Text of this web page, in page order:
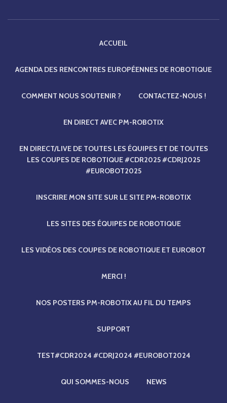
ACCUEIL
AGENDA DES RENCONTRES EUROPÉENNES DE ROBOTIQUE
COMMENT NOUS SOUTENIR ? CONTACTEZ-NOUS !
EN DIRECT AVEC PM-ROBOTIX
EN DIRECT/LIVE DE TOUTES LES ÉQUIPES ET DE TOUTES
LES COUPES DE ROBOTIQUE #CDR2025 #CDRJ2025
#EUROBOT2025
INSCRIRE MON SITE SUR LE SITE PM-ROBOTIX
LES SITES DES ÉQUIPES DE ROBOTIQUE
LES VIDÉOS DES COUPES DE ROBOTIQUE ET EUROBOT
MERCI !
NOS POSTERS PM-ROBOTIX AU FIL DU TEMPS
SUPPORT
TEST#CDR2024 #CDRJ2024 #EUROBOT2024
QUI SOMMES-NOUS NEWS